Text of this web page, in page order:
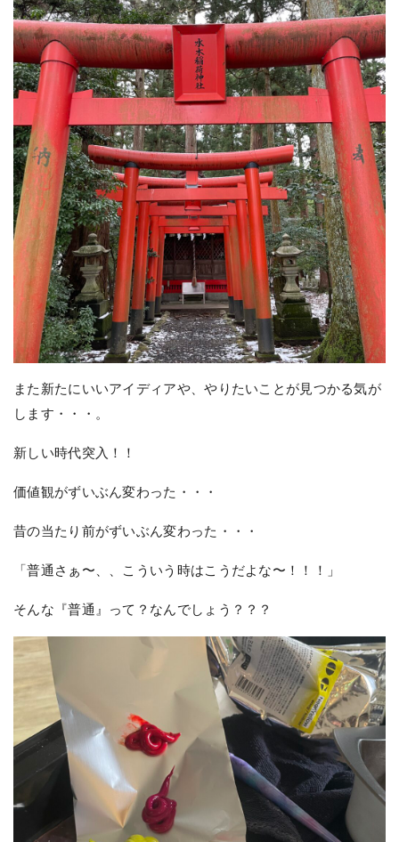
また新たにいいアイディアや、やりたいことが見つかる気が
します・・・。
新しい時代突入！！
価値観がずいぶん変わった・・・
昔の当たり前がずいぶん変わった・・・
「普通さぁ〜、、こういう時はこうだよな〜！！！」
そんな『普通』って？なんでしょう？？？